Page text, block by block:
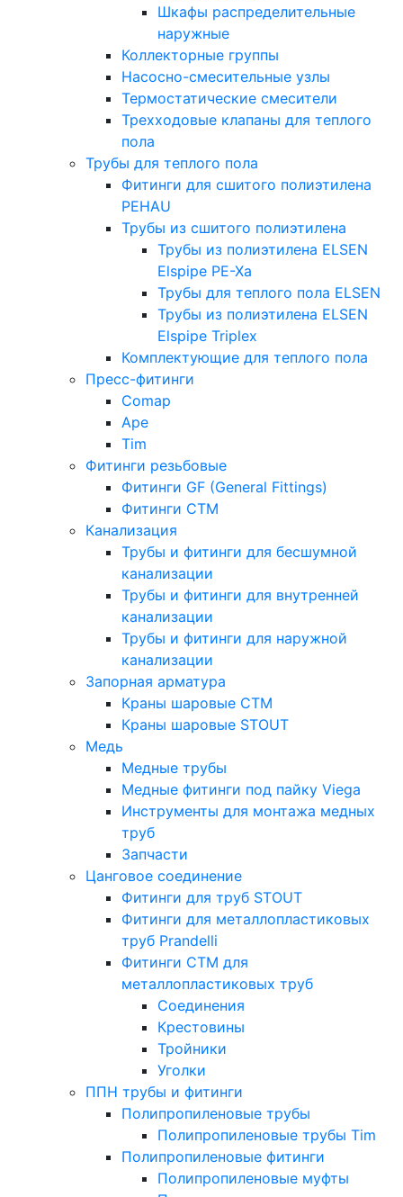
Шкафы распределительные
наружные
Коллекторные группы
Насосно-смесительные узлы
Термостатические смесители
Трехходовые клапаны для теплого
пола
Трубы для теплого пола
Фитинги для сшитого полиэтилена
PEHAU
Трубы из сшитого полиэтилена
Трубы из полиэтилена ELSEN
Elspipe PE-Xa
Трубы для теплого пола ELSEN
Трубы из полиэтилена ELSEN
Elspipe Triplex
Комплектующие для теплого пола
Пресс-фитинги
Comap
Ape
Tim
Фитинги резьбовые
Фитинги GF (General Fittings)
Фитинги CTM
Канализация
Трубы и фитинги для бесшумной
канализации
Трубы и фитинги для внутренней
канализации
Трубы и фитинги для наружной
канализации
Запорная арматура
Краны шаровые СТМ
Краны шаровые STOUT
Медь
Медные трубы
Медные фитинги под пайку Viega
Инструменты для монтажа медных
труб
Запчасти
Цанговое соединение
Фитинги для труб STOUT
Фитинги для металлопластиковых
труб Prandelli
Фитинги СTM для
металлопластиковых труб
Соединения
Крестовины
Тройники
Уголки
ППН трубы и фитинги
Полипропиленовые трубы
Полипропиленовые трубы Tim
Полипропиленовые фитинги
Полипропиленовые муфты